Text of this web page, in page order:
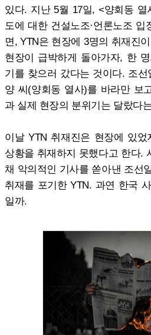
있다. 지난 5월 17일, <양회동
도에 대한 건설노조·언론노조
면, YTN은 현장에 3명의 취재진
현장이 급박하게 돌아가자, 한
기를 찾으러 갔다는 것이다. 조선
양 씨(양회동 열사)를 바라만 보
과 실제 현장의 분위기는 달랐다
이날 YTN 취재진은 현장에 있
상황을 취재하지 못했다고 한다.
채 악의적인 기사를 쏟아낸 조선
취재를 포기한 YTN. 과연 한국
일까.